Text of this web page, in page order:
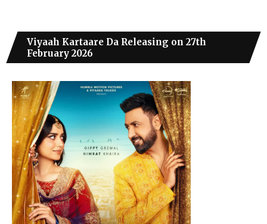
Viyaah Kartaare Da Releasing on 27th
February 2026